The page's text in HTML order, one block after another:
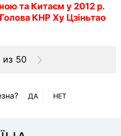
та Китаєм у 2012 р.
КНР Ху Цзіньтао
из 50
ДА НЕТ